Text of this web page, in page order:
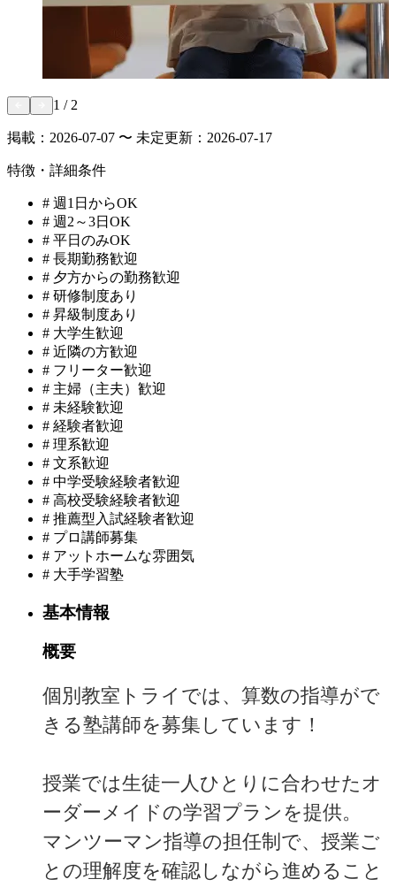
1 / 2
掲載： 2026-07-07 〜 未定更新： 2026-07-17
特徴・詳細条件
# 週1日からOK
# 週2～3日OK
# 平日のみOK
# 長期勤務歓迎
# 夕方からの勤務歓迎
# 研修制度あり
# 昇級制度あり
# 大学生歓迎
# 近隣の方歓迎
# フリーター歓迎
# 主婦（主夫）歓迎
# 未経験歓迎
# 経験者歓迎
# 理系歓迎
# 文系歓迎
# 中学受験経験者歓迎
# 高校受験経験者歓迎
# 推薦型入試経験者歓迎
# プロ講師募集
# アットホームな雰囲気
# 大手学習塾
基本情報
概要
個別教室トライでは、算数の指導がで
きる塾講師を募集しています！
授業では生徒一人ひとりに合わせたオ
ーダーメイドの学習プランを提供。
マンツーマン指導の担任制で、授業ご
との理解度を確認しながら進めること